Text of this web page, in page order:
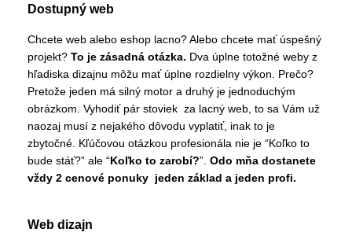
Dostupný web
Chcete web alebo eshop lacno? Alebo chcete mať úspešný
projekt? To je zásadná otázka. Dva úplne totožné weby z
hľadiska dizajnu môžu mať úplne rozdielny výkon. Prečo?
Pretože jeden má silný motor a druhý je jednoduchým
obrázkom. Vyhodiť pár stoviek za lacný web, to sa Vám už
naozaj musí z nejakého dôvodu vyplatiť, inak to je
zbytočné. Kľúčovou otázkou profesionála nie je “Koľko to
bude stáť?” ale “Koľko to zarobí?”. Odo mňa dostanete
vždy 2 cenové ponuky jeden základ a jeden profi.
Web dizajn